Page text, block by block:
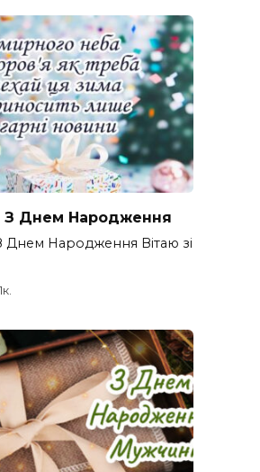
З Днем Народження
Днем Народження Вітаю зі